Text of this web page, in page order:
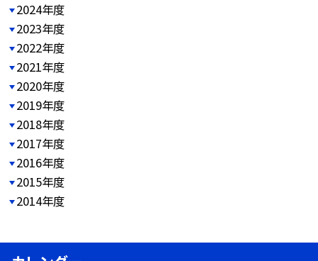
2024年度
2023年度
2022年度
2021年度
2020年度
2019年度
2018年度
2017年度
2016年度
2015年度
2014年度